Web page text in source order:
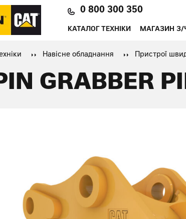
0 800 300 350
КАТАЛОГ ТЕХНІКИ МАГАЗИН З/
Навісне обладнання Пристрої
GRABBER